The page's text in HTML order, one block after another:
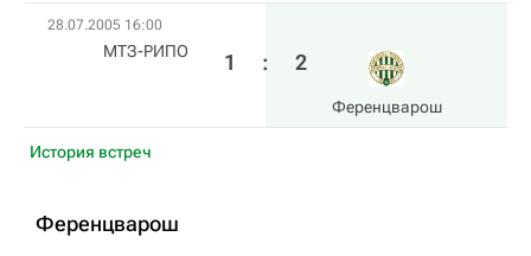
28.07.2005 16:00
МТЗ-РИПО 1 : 2
Ференцварош
История встреч
Ференцварош